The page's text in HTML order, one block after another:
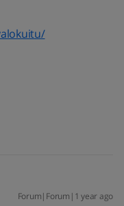
Forum|Forum|1 year ago